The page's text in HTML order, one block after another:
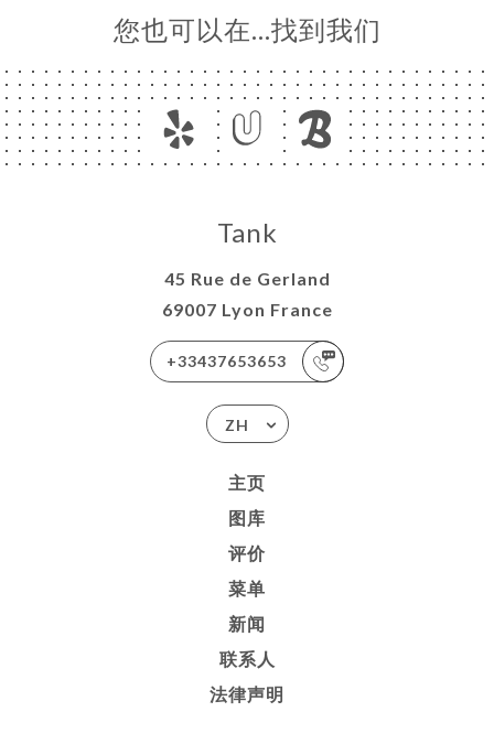
您也可以在…找到我们
Tank
45 Rue de Gerland
69007 Lyon France
+33437653653
ZH
主页
图库
评价
菜单
新闻
联系人
法律声明